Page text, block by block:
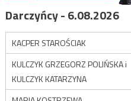
Darczyńcy - 6.08.2026
KACPER STAROŚCIAK
KULCZYK GRZEGORZ POLIŃSKA i
KULCZYK KATARZYNA